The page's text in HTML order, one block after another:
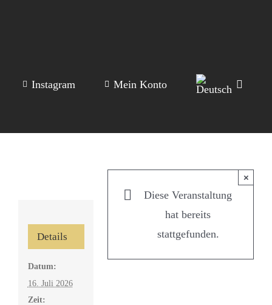
Instagram Mein Konto
Diese Veranstaltung
hat bereits
stattgefunden.
×
Details
Datum:
16. Juli 2026
Zeit: